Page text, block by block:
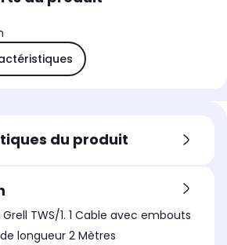
du produit
TWS/1. 1 Cable avec embouts
longueur 2 Mètres